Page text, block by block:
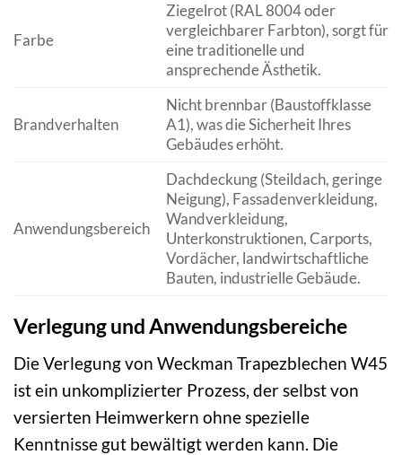
Farbe
Ziegelrot (RAL 8004 oder
vergleichbarer Farbton), sorgt für
eine traditionelle und
ansprechende Ästhetik.
Brandverhalten
Nicht brennbar (Baustoffklasse
A1), was die Sicherheit Ihres
Gebäudes erhöht.
Anwendungsbereich
Dachdeckung (Steildach, geringe
Neigung), Fassadenverkleidung,
Wandverkleidung,
Unterkonstruktionen, Carports,
Vordächer, landwirtschaftliche
Bauten, industrielle Gebäude.
Verlegung und Anwendungsbereiche
Die Verlegung von Weckman Trapezblechen W45
ist ein unkomplizierter Prozess, der selbst von
versierten Heimwerkern ohne spezielle
Kenntnisse gut bewältigt werden kann. Die